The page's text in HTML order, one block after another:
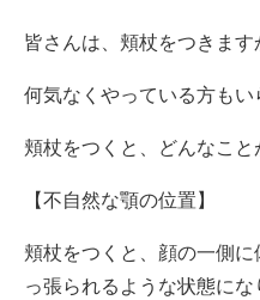
皆さんは、頬杖をつきます
何気なくやっている方もい
頬杖をつくと、どんなこと
【不自然な顎の位置】
頬杖をつくと、顔の一側に
っ張られるような状態にな